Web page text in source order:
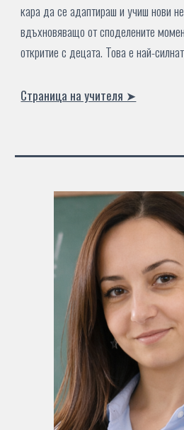
кара да се адаптираш и учиш нови
вдъхновяващо от споделените
откритие с децата. Това е най-
Страница на учителя ➤